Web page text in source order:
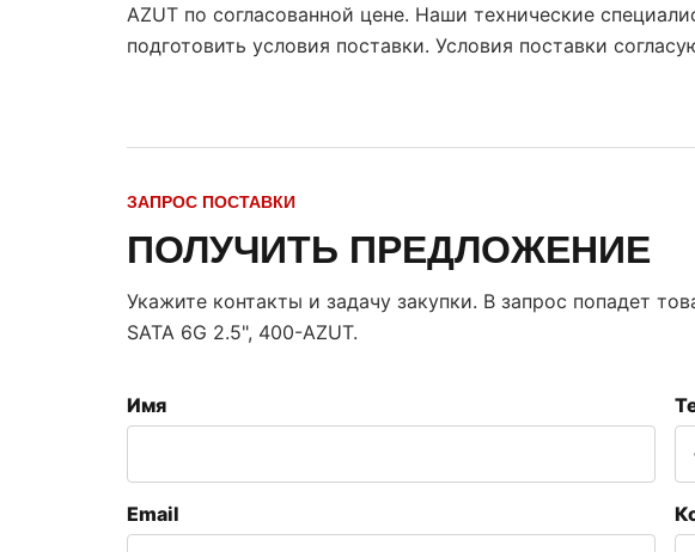
AZUT по согласованной цене. Наши технические
подготовить условия поставки. Условия поставки
ЗАПРОС ПОСТАВКИ
ПОЛУЧИТЬ ПРЕДЛОЖЕНИЕ
Укажите контакты и задачу закупки. В запрос попадет
SATA 6G 2.5", 400-AZUT.
Имя
Email